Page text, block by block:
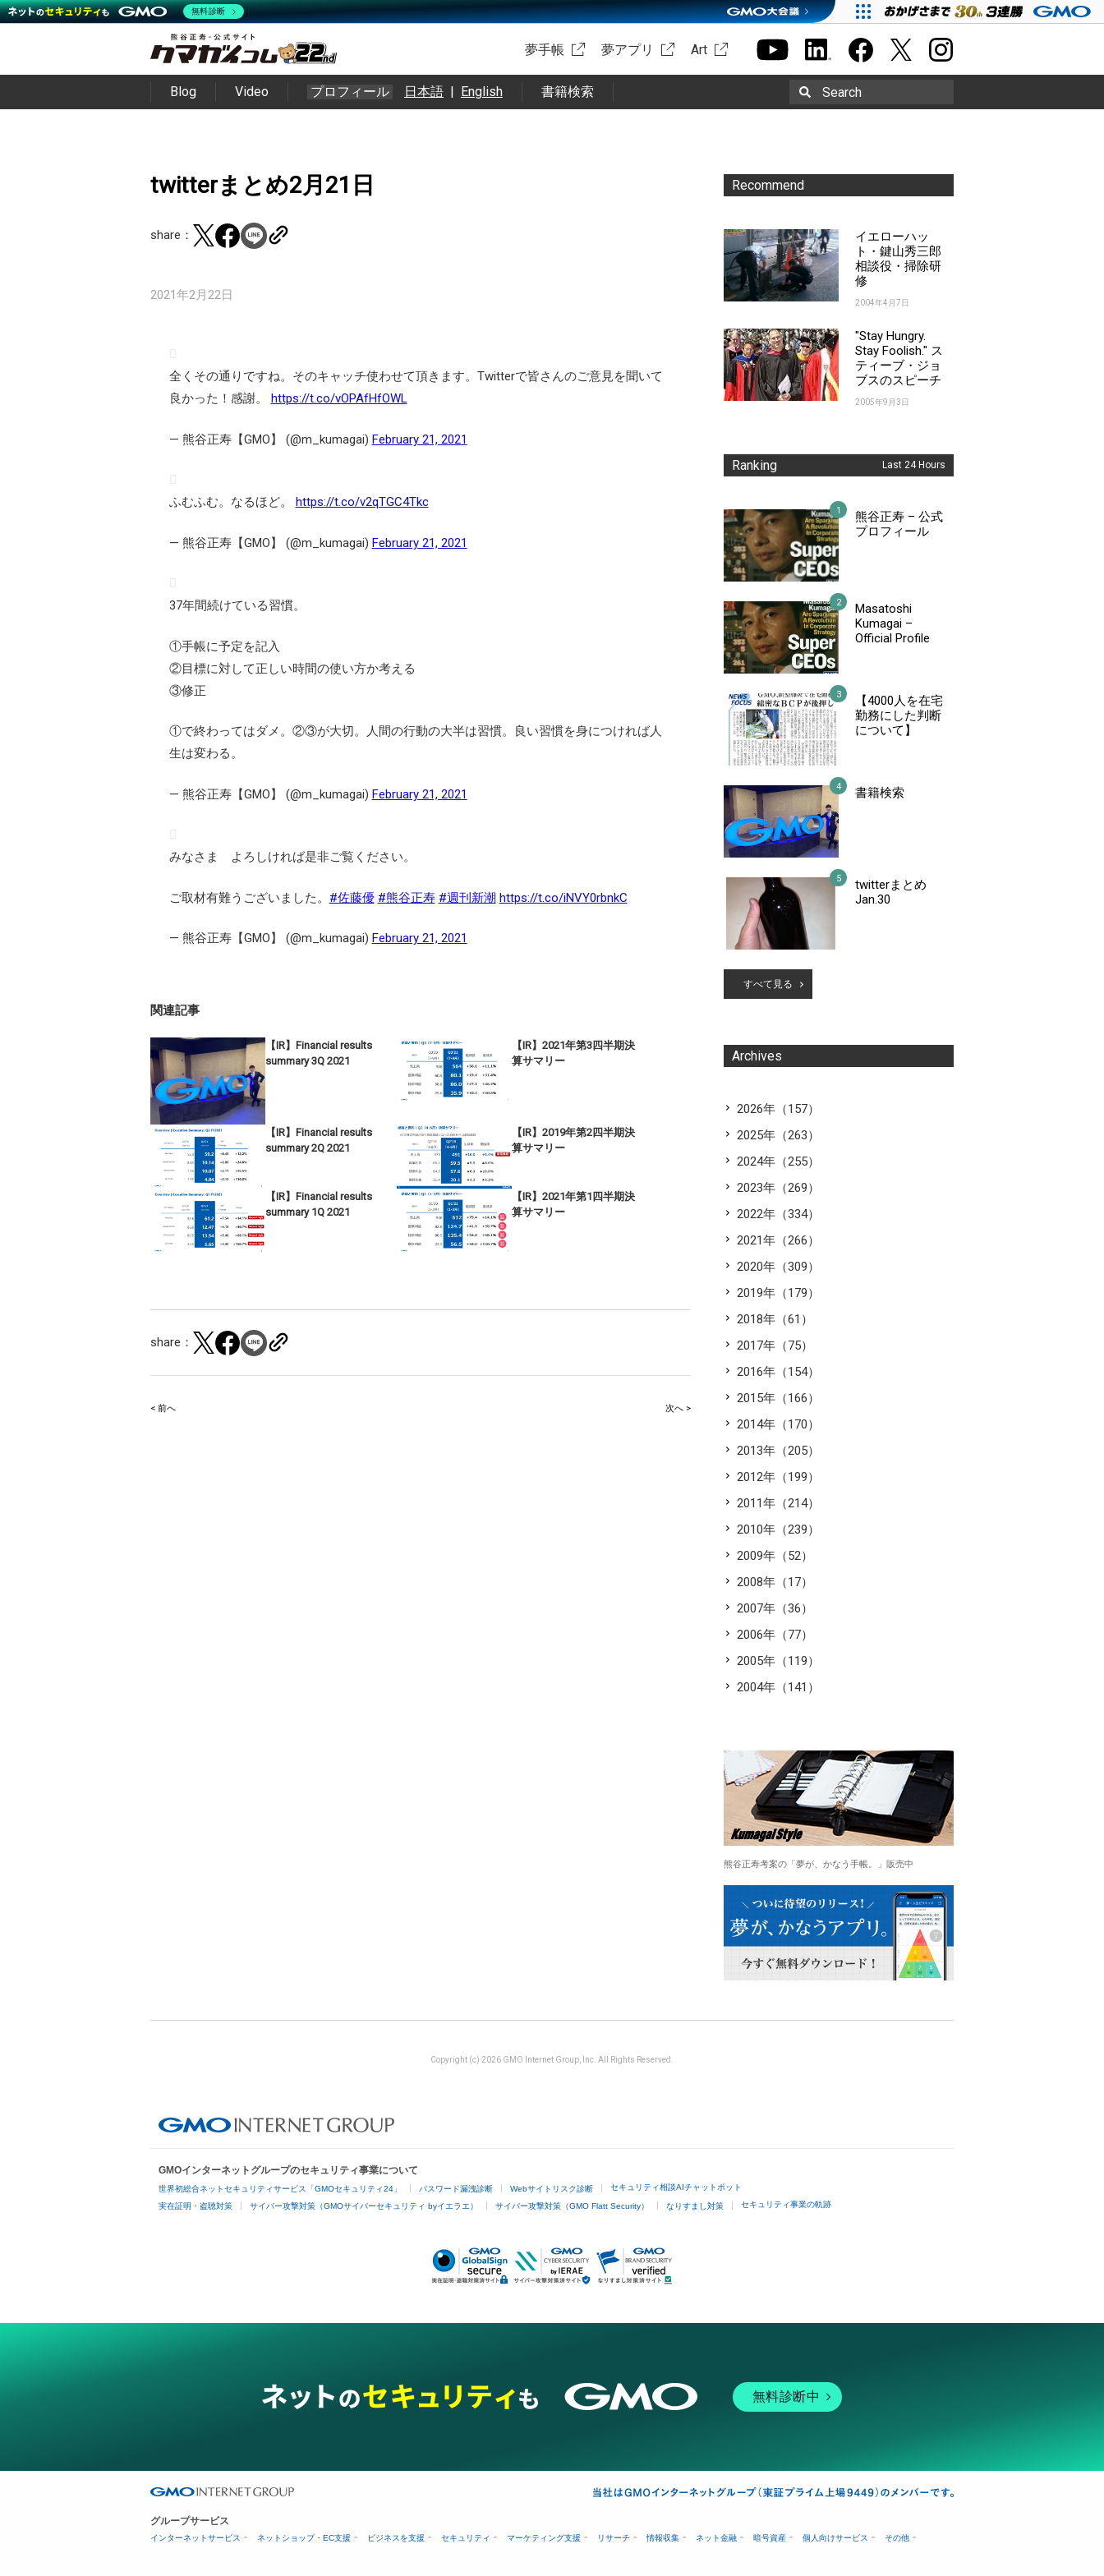
夢手帳 夢アプリ Art
Blog Video プロフィール 日本語 | English 書籍検索 Search
twitterまとめ2月21日
share：
2021年2月22日
全くその通りですね。そのキャッチ使わせて頂きます。Twitterで皆さんのご意見を聞いて
良かった！感謝。 https://t.co/vOPAfHfOWL
— 熊谷正寿【GMO】 (@m_kumagai) February 21, 2021
ふむふむ。なるほど。 https://t.co/v2qTGC4Tkc
— 熊谷正寿【GMO】 (@m_kumagai) February 21, 2021
37年間続けている習慣。
①手帳に予定を記入
②目標に対して正しい時間の使い方か考える
③修正
①で終わってはダメ。②③が大切。人間の行動の大半は習慣。良い習慣を身につければ人
生は変わる。
— 熊谷正寿【GMO】 (@m_kumagai) February 21, 2021
みなさま よろしければ是非ご覧ください。
ご取材有難うございました。 #佐藤優 #熊谷正寿 #週刊新潮 https://t.co/iNVY0rbnkC
— 熊谷正寿【GMO】 (@m_kumagai) February 21, 2021
関連記事
【IR】Financial results
summary 3Q 2021
【IR】2021年第3四半期決
算サマリー
【IR】Financial results
summary 2Q 2021
【IR】2019年第2四半期決
算サマリー
【IR】Financial results
summary 1Q 2021
【IR】2021年第1四半期決
算サマリー
share：
Post
< 前へ 次へ >
Recommend
イエローハッ
ト・鍵山秀三郎
相談役・掃除研
修
2004年4月7日
"Stay Hungry.
Stay Foolish." ス
ティーブ・ジョ
ブスのスピーチ
2005年9月3日
Ranking Last 24 Hours
熊谷正寿 – 公式
プロフィール
Masatoshi
Kumagai –
Official Profile
【4000人を在宅
勤務にした判断
について】
書籍検索
twitterまとめ
Jan.30
すべて見る
Archives
2026年（157）
2025年（263）
2024年（255）
2023年（269）
2022年（334）
2021年（266）
2020年（309）
2019年（179）
2018年（61）
2017年（75）
2016年（154）
2015年（166）
2014年（170）
2013年（205）
2012年（199）
2011年（214）
2010年（239）
2009年（52）
2008年（17）
2007年（36）
2006年（77）
2005年（119）
2004年（141）
熊谷正寿考案の「夢が、かなう手帳。」販売中
Copyright (c) 2026 GMO Internet Group, Inc. All Rights Reserved.
GMOインターネットグループのセキュリティ事業について
世界初総合ネットセキュリティサービス「GMOセキュリティ24」 パスワード漏洩診断 Webサイトリスク診断 セキュリティ相談AIチャットボット
実在証明・盗聴対策 サイバー攻撃対策（GMOサイバーセキュリティ byイエラエ） サイバー攻撃対策（GMO Flatt Security） なりすまし対策 セキュリティ事業の軌跡
無料診断中
グループサービス
インターネットサービス ネットショップ・EC支援 ビジネスを支援 セキュリティ マーケティング支援 リサーチ 情報収集 ネット金融 暗号資産 個人向けサービス その他
無料診断